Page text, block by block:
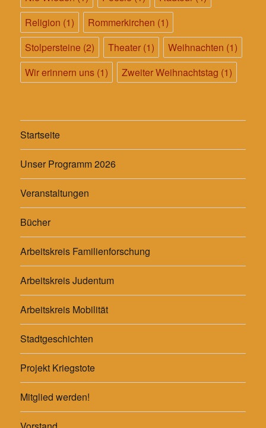
Religion (1) Rommerkirchen (1)
Stolpersteine (2) Theater (1) Weihnachten (1)
Wir erinnern uns (1) Zweiter Weihnachtstag (1)
Startseite
Unser Programm 2026
Veranstaltungen
Bücher
Arbeitskreis Familienforschung
Arbeitskreis Judentum
Arbeitskreis Mobilität
Stadtgeschichten
Projekt Kriegstote
Mitglied werden!